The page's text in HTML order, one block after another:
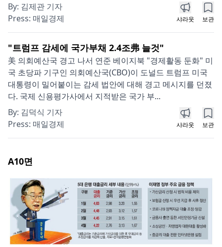
By: 김제관 기자
Press: 매일경제 샤라웃 보관
"트럼프 감세에 국가부채 2.4조弗 늘것"
美 의회예산국 경고 나서 연준 베이지북 "경제활동 둔화" 미
국 초당파 기구인 의회예산국(CBO)이 도널드 트럼프 미국
대통령이 밀어붙이는 감세 법안에 대해 경고 메시지를 던졌
다. 국제 신용평가사에서 지적받은 국가 부...
By: 김덕식 기자
Press: 매일경제 샤라웃 보관
A10면